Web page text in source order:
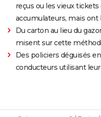
reçus ou les vieux
accumulateurs, mais ont
Du carton au lieu du
misent sur cette
Des policiers déguisés
conducteurs utilisant